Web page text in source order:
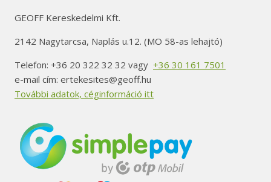
GEOFF Kereskedelmi Kft.
2142 Nagytarcsa, Naplás u.12. (MO 58-as lehajtó)
Telefon: +36 20 322 32 32 vagy +36 30 161 7501
e-mail cím: ertekesites@geoff.hu
További adatok, céginformáció itt